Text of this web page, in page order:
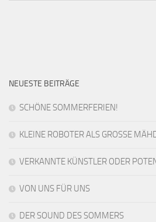
NEUESTE BEITRÄGE
SCHÖNE SOMMERFERIEN!
KLEINE ROBOTER ALS GROSSE
VERKANNTE KÜNSTLER ODER
VON UNS FÜR UNS
DER SOUND DES SOMMERS